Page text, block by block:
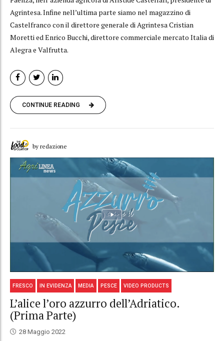
Agrintesa. Infine nell’ultima parte siamo nel magazzino di
Castelfranco con il direttore generale di Agrintesa Cristian
Moretti ed Enrico Bucchi, direttore commerciale mercato Italia di
Alegra e Valfrutta.
CONTINUE READING
by redazione
FRESCO IN EVIDENZA MEDIA PESCE VIDEO PRODUCTS
L’alice l’oro azzurro dell’Adriatico.
(Prima Parte)
28 Maggio 2022